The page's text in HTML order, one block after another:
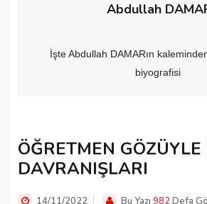
Abdullah
İşte Abdullah DAMARın
biyografisi
ÖĞRETMEN GÖZÜYLE
DAVRANIŞLARI
14/11/2022 Bu Yazı 982Defa